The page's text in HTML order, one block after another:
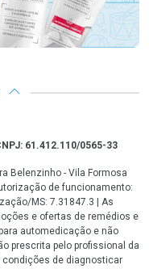
61.412.110/0565-33
Belenzinho - Vila Formosa
de funcionamento:
MS: 7.31847.3 | As
e ofertas de remédios e
automedicação e não
prescrita pelo profissional da
condições de diagnosticar